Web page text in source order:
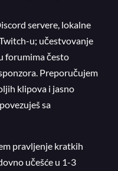
servere, lokalne
u; učestvovanje
forumima često
Preporučujem
klipova i jasno
sa
pravljenje kratkih
učešće u 1-3